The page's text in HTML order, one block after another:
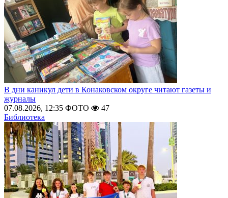
В дни каникул дети в Конаковском округе читают газеты и
журналы
07.08.2026, 12:35 ФОТО
47
Библиотека